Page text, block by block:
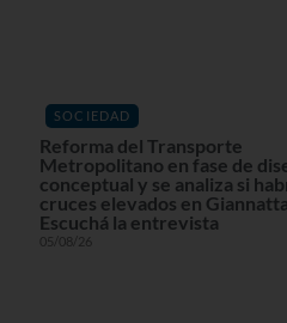
SOCIEDAD
Reforma del Transporte
Metropolitano en fase de
conceptual y se analiza si
cruces elevados en
Escuchá la entrevista
05/08/26